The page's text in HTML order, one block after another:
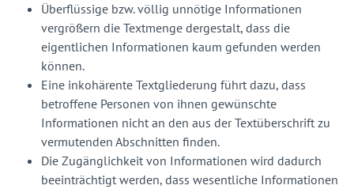
Überflüssige bzw. völlig unnötige Informationen
vergrößern die Textmenge dergestalt, dass die
eigentlichen Informationen kaum gefunden werden
können.
Eine inkohärente Textgliederung führt dazu, dass
betroffene Personen von ihnen gewünschte
Informationen nicht an den aus der Textüberschrift zu
vermutenden Abschnitten finden.
Die Zugänglichkeit von Informationen wird dadurch
beeinträchtigt werden, dass wesentliche Informationen